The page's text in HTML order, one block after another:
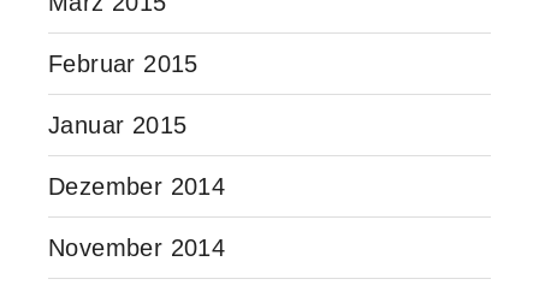
Februar 2015
Januar 2015
Dezember 2014
November 2014